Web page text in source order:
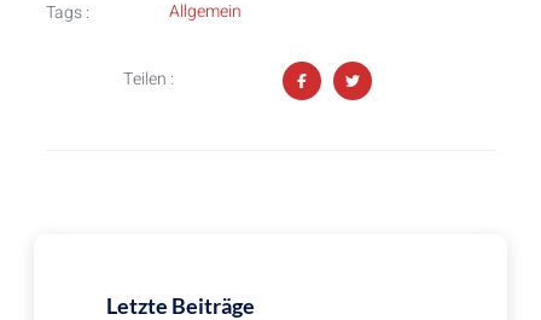
Tags : Allgemein
Teilen :
Letzte Beiträge